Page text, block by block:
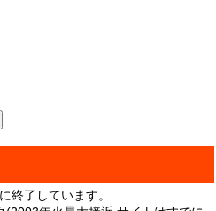
終了しています。